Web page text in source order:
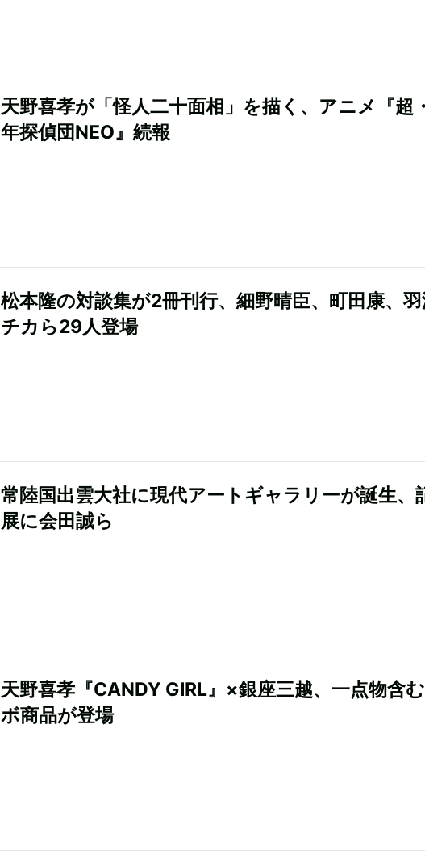
天野喜孝が「怪人二十面相」を描く、アニメ『超
年探偵団NEO』続報
松本隆の対談集が2冊刊行、細野晴臣、町田康、
チカら29人登場
常陸国出雲大社に現代アートギャラリーが誕生、
展に会田誠ら
天野喜孝『CANDY GIRL』×銀座三越、一点物含
ボ商品が登場